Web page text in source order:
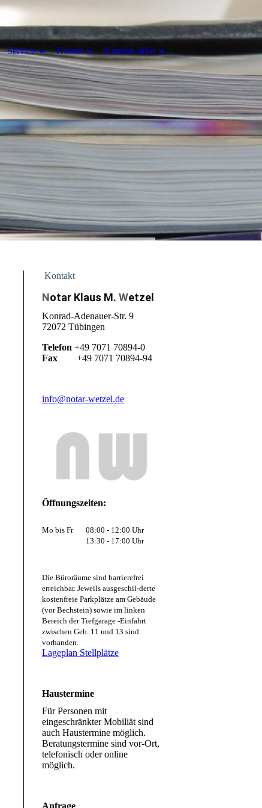
Kontakt
Notar Klaus M. Wetzel
Konrad-Adenauer-Str. 9
72072 Tübingen
Telefon +49 7071 70894-0
Fax +49 7071 70894-94
info@notar-wetzel.de
Öffnungszeiten:
Mo bis Fr
08:00 - 12:00 Uhr
13:30 - 17:00 Uhr
Die Büroräume sind barrierefrei
erreichbar. Jeweils ausgeschil-derte
kostenfreie Parkplätze am Gebäude
(vor Bechstein) sowie im linken
Bereich der Tiefgarage -Einfahrt
zwischen Geb. 11 und 13 sind
vorhanden.
Lageplan Stellplätze
Haustermine
Für Personen mit
eingeschränkter Mobiliät sind
auch Haustermine möglich.
Beratungstermine sind vor-Ort,
telefonisch oder online
möglich.
Service Kosten Kanzlei-Infos